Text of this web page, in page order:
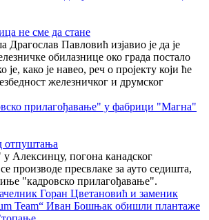
не сме да стане
Павловић изјавио је да је
обилазнице око града постало
је, како је навео, реч о пројекту који ће
железничког и друмског
отпуштања
Алексинцу, погона канадског
производе пресвлаке за ауто седишта,
"кадровско прилагођавање".